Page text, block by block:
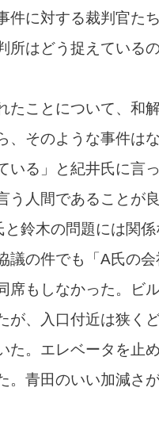
件に対する裁判官た
はどう捉えているの
たことについて、和
、そのような事件は
る」と紀井氏に言
う人間であることが
鈴木の問題には関
議の件でも「A氏の
席もしなかった。ビ
が、入口付近は狭く
た。エレベータを止
青田のいい加減さ